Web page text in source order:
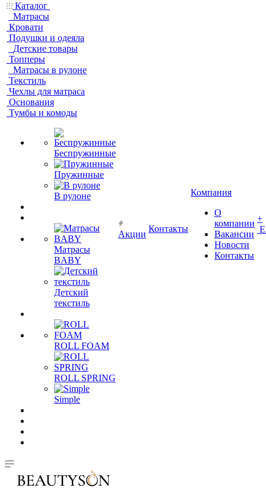
Каталог
Матрасы
Кровати
Подушки и одеяла
Детские товары
Топперы
Матрасы в рулоне
Текстиль
Чехлы для матраса
Основания
Тумбы и комоды
Беспружинные
Пружинные
В рулоне
Матрасы
BABY
Детский
текстиль
ROLL FOAM
ROLL SPRING
Simple
Акции
Контакты
Компания
О
компании
Вакансии
Новости
Контакты
+